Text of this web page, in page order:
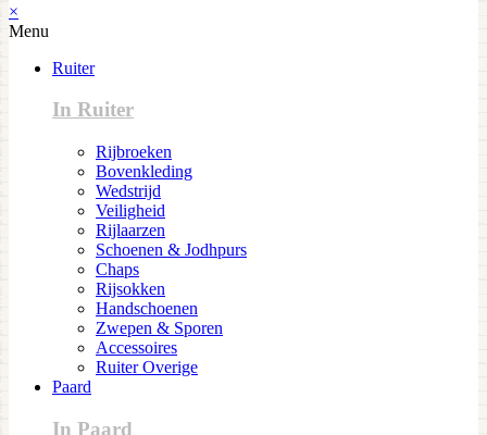
×
Menu
Ruiter
In Ruiter
Rijbroeken
Bovenkleding
Wedstrijd
Veiligheid
Rijlaarzen
Schoenen & Jodhpurs
Chaps
Rijsokken
Handschoenen
Zwepen & Sporen
Accessoires
Ruiter Overige
Paard
In Paard